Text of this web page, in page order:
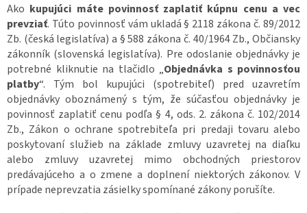
Ako kupujúci máte povinnosť zaplatiť kúpnu cenu a vec
prevziať. Túto povinnosť vám ukladá § 2118 zákona č. 89/2012
Zb. (česká legislatíva) a § 588 zákona č. 40/1964 Zb., Občiansky
zákonník (slovenská legislatíva). Pre odoslanie objednávky je
potrebné kliknutie na tlačidlo „Objednávka s povinnosťou
platby“. Tým bol kupujúci (spotrebiteľ) pred uzavretím
objednávky oboznámený s tým, že súčasťou objednávky je
povinnosť zaplatiť cenu podľa § 4, ods. 2. zákona č. 102/2014
Zb., Zákon o ochrane spotrebiteľa pri predaji tovaru alebo
poskytovaní služieb na základe zmluvy uzavretej na diaľku
alebo zmluvy uzavretej mimo obchodných priestorov
predávajúceho a o zmene a doplnení niektorých zákonov. V
prípade neprevzatia zásielky spomínané zákony porušíte.